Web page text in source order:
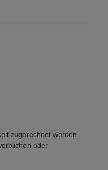
zugerechnet werden
oder